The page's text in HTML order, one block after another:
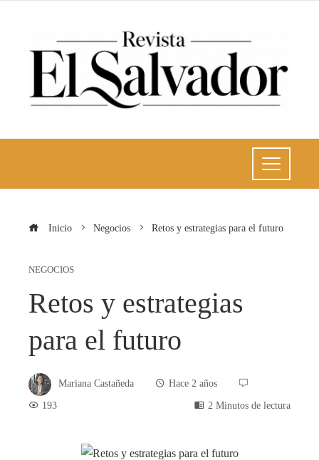
Inicio Negocios Retos y estrategias para el futuro
NEGOCIOS
Retos y estrategias
para el futuro
Mariana Castañeda
Hace 2 años
193
2 Minutos de lectura